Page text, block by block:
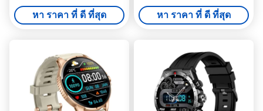
ติดตามอัตราการเต้นของหัวใจ
และการนอนหลับ
หา ราคา ที่ ดี ที่สุด
วอชสําหรับสุขภาพของผู้หญิง
หา ราคา ที่ ดี ที่สุด